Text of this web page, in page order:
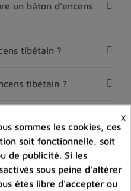
un bâton d’encens
tibétain ?
tibétain ?
sont irréguliers ou
×
sommes les cookies, ces
soit fonctionnelle, soit
de publicité. Si les
sous peine d'altérer
êtes libre d'accepter ou